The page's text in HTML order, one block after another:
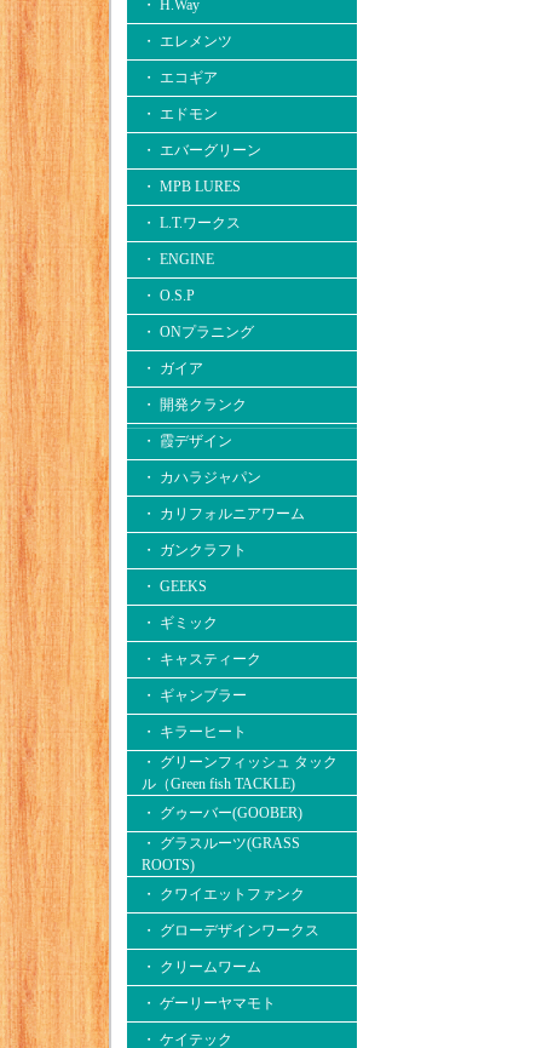
・ H.Way
・ エレメンツ
・ エコギア
・ エドモン
・ エバーグリーン
・ MPB LURES
・ L.T.ワークス
・ ENGINE
・ O.S.P
・ ONプラニング
・ ガイア
・ 開発クランク
・ 霞デザイン
・ カハラジャパン
・ カリフォルニアワーム
・ ガンクラフト
・ GEEKS
・ ギミック
・ キャスティーク
・ ギャンブラー
・ キラーヒート
・ グリーンフィッシュ タック
ル（Green fish TACKLE)
・ グゥーバー(GOOBER)
・ グラスルーツ(GRASS
ROOTS)
・ クワイエットファンク
・ グローデザインワークス
・ クリームワーム
・ ゲーリーヤマモト
・ ケイテック